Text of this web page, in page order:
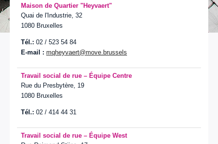
Maison de Quartier "Heyvaert"
Quai de l'Industrie, 32
1080 Bruxelles
Tél.: 02 / 523 54 84
E-mail : mqheyvaert@move.brussels
Travail social de rue – Équipe Centre
Rue du Presbytère, 19
1080 Bruxelles
Tél.: 02 / 414 44 31
Travail social de rue – Équipe West